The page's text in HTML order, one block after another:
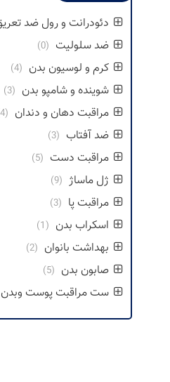
دئودرانت و رول ضد
ضد سلولیت (0)
کرم و لوسیون بدن (4)
شوینده و شامپو بدن (3)
مراقبت دهان و دندان (4)
ضد آفتاب (3)
مراقبت دست (5)
ژل ماساژ (9)
مراقبت پا (3)
اسکراب بدن (1)
بهداشت بانوان (2)
صابون بدن (5)
ست مراقبت پوست وبدن